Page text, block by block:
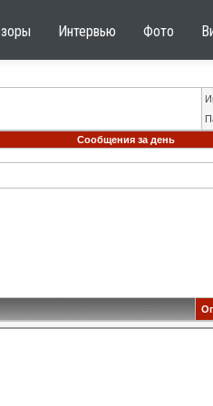
Интервью Фото
Сообщения за день